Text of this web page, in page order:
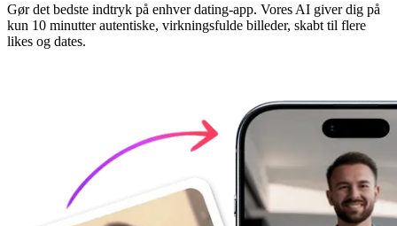
Gør det bedste indtryk på enhver dating-app. Vores AI giver dig på
kun 10 minutter autentiske, virkningsfulde billeder, skabt til flere
likes og dates.